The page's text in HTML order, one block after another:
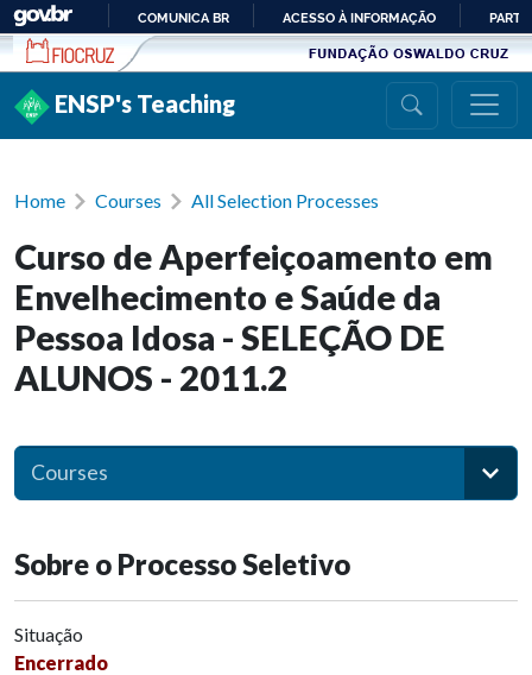
Ir para conteúdo
PARA
COMUNICA BR ACESSO À INFORMAÇÃO
ENSP's Teaching
Home Courses All Selection Processes
Curso de Aperfeiçoamento em
Envelhecimento e Saúde da
Pessoa Idosa - SELEÇÃO DE
ALUNOS - 2011.2
Courses
Sobre o Processo Seletivo
Situação
Encerrado